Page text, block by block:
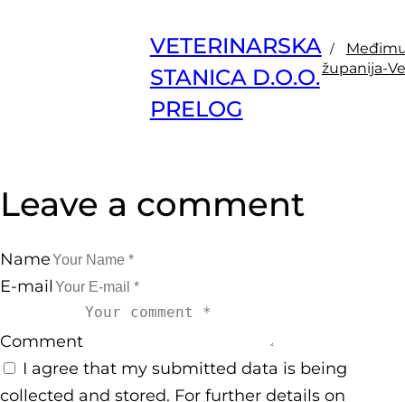
županija-
VETERINARSKA
STANICA D.O.O.
PRELOG
Leave a comment
Name
E-mail
Comment
I agree that my submitted data is being
collected and stored. For further details on